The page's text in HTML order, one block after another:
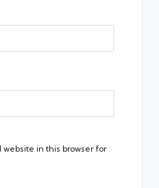
website in this browser for